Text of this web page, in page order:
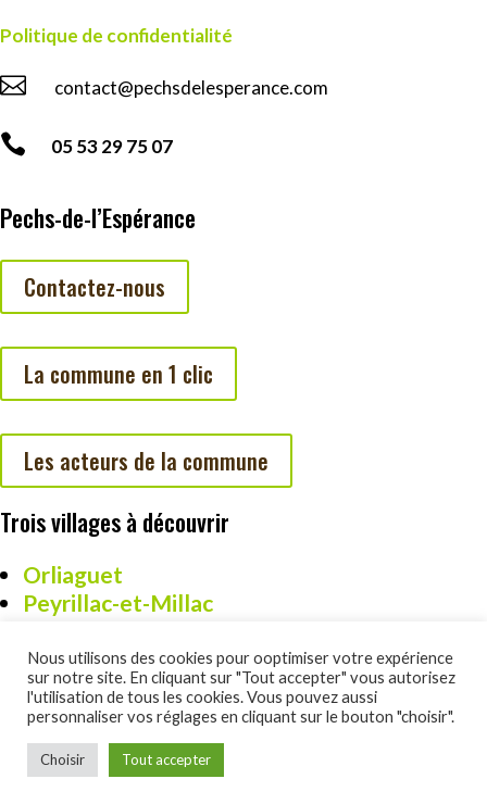
Politique de confidentialité
 contact@pechsdelesperance.com
 05 53 29 75 07
Pechs-de-l’Espérance
Contactez-nous
La commune en 1 clic
Les acteurs de la commune
Trois villages à découvrir
Orliaguet
Peyrillac-et-Millac
Un site réalisé par DSO Commucation :
Nous utilisons des cookies pour ooptimiser votre expérience
sur notre site. En cliquant sur "Tout accepter" vous autorisez
l'utilisation de tous les cookies. Vous pouvez aussi
personnaliser vos réglages en cliquant sur le bouton "choisir".
Choisir Tout accepter